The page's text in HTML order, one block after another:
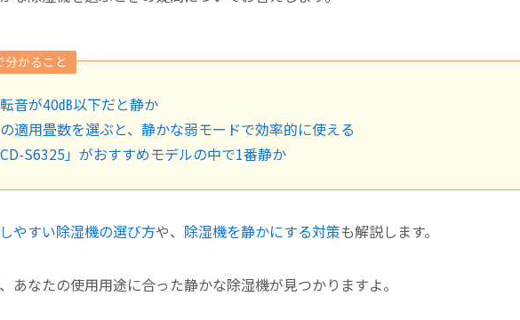
分かること
音が40㏈以下だと静か
適用畳数を選ぶと、静かな弱モードで効率的に使える
S6325」がおすすめモデルの中で1番静か
やすい除湿機の選び方や、 除湿機を静かにする対策も解説します。
あなたの使用用途に合った静かな除湿機が見つかりますよ。